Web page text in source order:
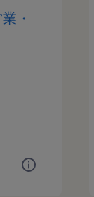
・